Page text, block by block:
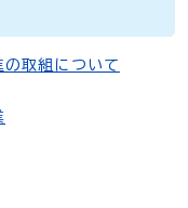
取組について